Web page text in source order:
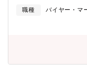
創造性と市場の洞察力
基づいて革新的で魅力
他社の動向に敏感である
国での多店舗展開）も
ーディングカンパニー
からますます購買領域
する下記の商材につい
職種
バイヤー・マ